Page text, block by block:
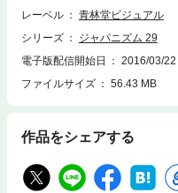
念 高森明勅 未公開資料から見
東忠信 日本人が忘れたインドネ
カゼじゃあの政府との全面対決
地運動 仲新城誠 自衛隊が支え
虚飾を剥がせ 江藤剛[連載] 第10
お…
レーベル
青林堂ビジュアル
シリーズ
ジャパニズム 29
電子版配信開始日
2016/03/22
ファイルサイズ
56.43 MB
作品をシェアする